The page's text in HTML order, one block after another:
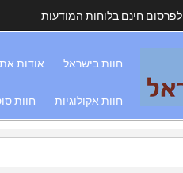
לפרסום חינם בלוחות המודעות
חוות בישראל אודות
חוות אקולוגיות חוות